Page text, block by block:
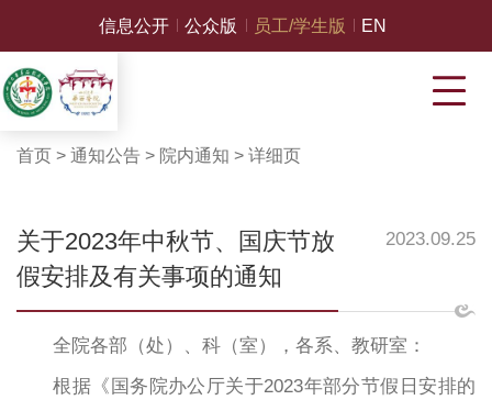
信息公开 公众版 员工/学生版 EN
首页 > 通知公告> 院内通知 > 详细页
关于2023年中秋节、国庆节放
假安排及有关事项的通知
2023.09.25
全院各部（处）、科（室），各系、教研室：
根据《国务院办公厅关于2023年部分节假日安排的